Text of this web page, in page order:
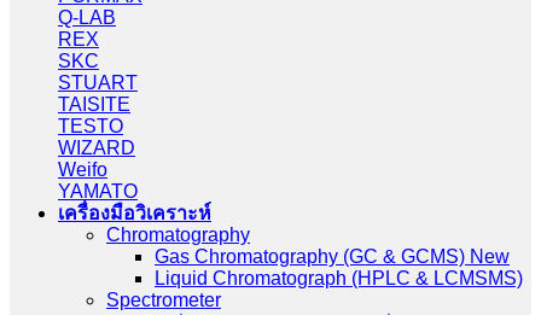
Q-LAB
REX
SKC
STUART
TAISITE
TESTO
WIZARD
Weifo
YAMATO
เครื่องมือวิเคราะห์
Chromatography
Gas Chromatography (GC & GCMS) New
Liquid Chromatograph (HPLC & LCMSMS)
Spectrometer